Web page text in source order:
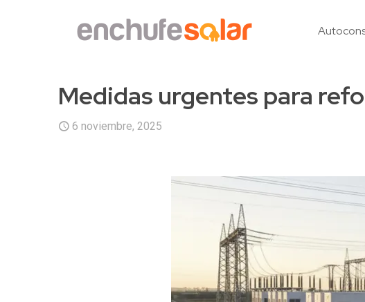
Medidas urgentes para
6 noviembre, 2025